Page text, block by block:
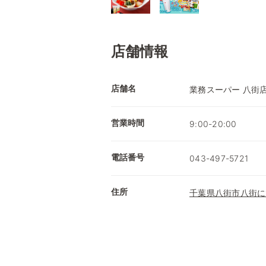
店舗情報
店舗名 業務スーパー 八街
営業時間 9:00-20:00
電話番号 043-497-5721
住所 千葉県八街市八街